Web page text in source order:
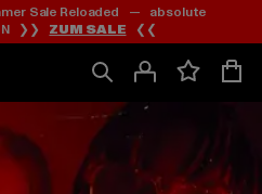
Zum
Inhalt
springen
Zum
Fußzeile
springen
Sale Reloaded — absolute
❯❯ ZUM SALE ❮❮
Zum
Produktraster
springen